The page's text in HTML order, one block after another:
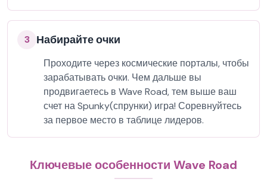
3 Набирайте очки
Проходите через космические порталы, чтобы
зарабатывать очки. Чем дальше вы
продвигаетесь в Wave Road, тем выше ваш
счет на Spunky(спрунки) игра! Соревнуйтесь
за первое место в таблице лидеров.
Ключевые особенности Wave Road